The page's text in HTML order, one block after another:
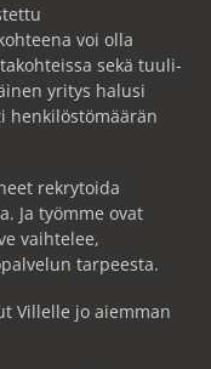
voi olla
sekä tuuli-
yritys halusi
henkilöstömäärän
rekrytoida
Ja työmme ovat
vaihtelee,
tarpeesta.
Villelle jo aiemman